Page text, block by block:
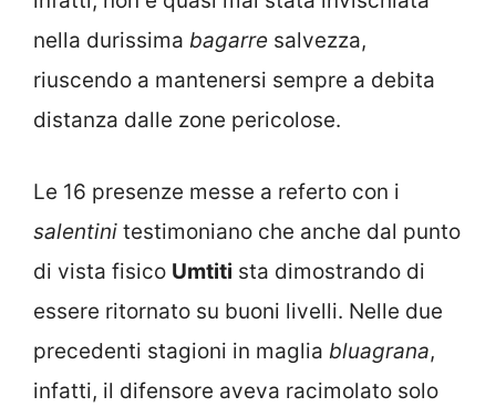
nella durissima bagarre salvezza,
riuscendo a mantenersi sempre a debita
distanza dalle zone pericolose.
Le 16 presenze messe a referto con i
salentini testimoniano che anche dal punto
di vista fisico Umtiti sta dimostrando di
essere ritornato su buoni livelli. Nelle due
precedenti stagioni in maglia bluagrana,
infatti, il difensore aveva racimolato solo